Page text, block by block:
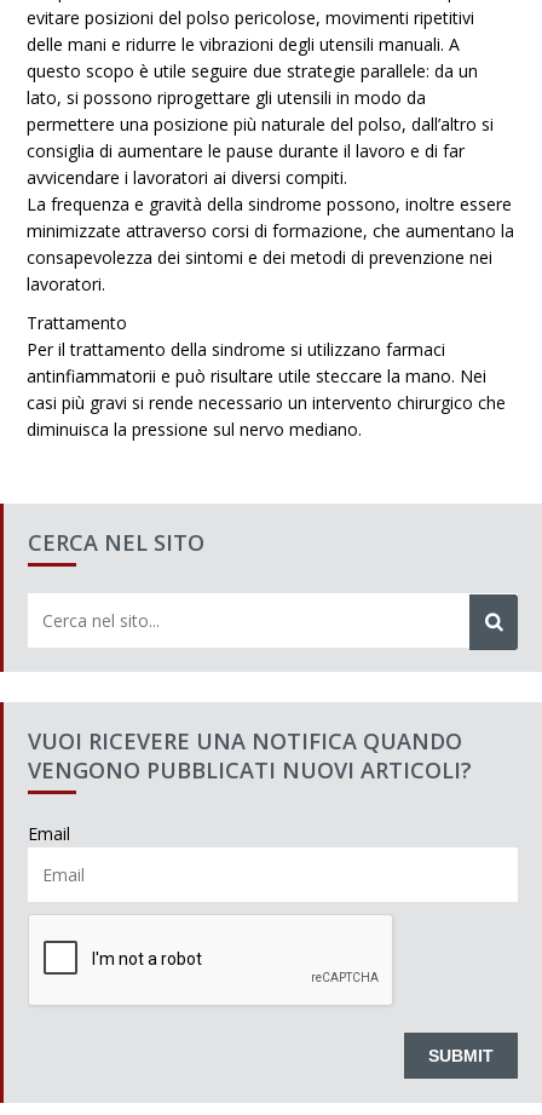
evitare posizioni del polso pericolose, movimenti ripetitivi
delle mani e ridurre le vibrazioni degli utensili manuali. A
questo scopo è utile seguire due strategie parallele: da un
lato, si possono riprogettare gli utensili in modo da
permettere una posizione più naturale del polso, dall’altro si
consiglia di aumentare le pause durante il lavoro e di far
avvicendare i lavoratori ai diversi compiti.
La frequenza e gravità della sindrome possono, inoltre essere
minimizzate attraverso corsi di formazione, che aumentano la
consapevolezza dei sintomi e dei metodi di prevenzione nei
lavoratori.
Trattamento
Per il trattamento della sindrome si utilizzano farmaci
antinfiammatorii e può risultare utile steccare la mano. Nei
casi più gravi si rende necessario un intervento chirurgico che
diminuisca la pressione sul nervo mediano.
CERCA NEL SITO
VUOI RICEVERE UNA NOTIFICA QUANDO
VENGONO PUBBLICATI NUOVI ARTICOLI?
Email